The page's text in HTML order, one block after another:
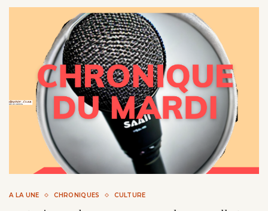
A LA UNE CHRONIQUES CULTURE